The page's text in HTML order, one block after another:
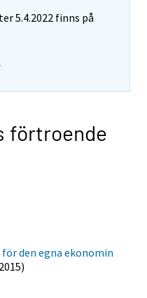
5.4.2022 finns på
förtroende
den egna ekonomin